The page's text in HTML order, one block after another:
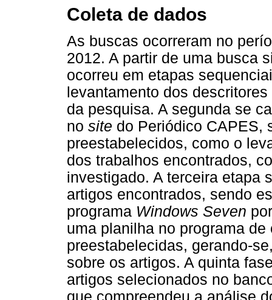
Coleta de dados
As buscas ocorreram no
2012. A partir de uma busca
ocorreu em etapas
levantamento dos
da pesquisa. A segunda se
no site do Periódico CAPES,
preestabelecidos, como o
dos trabalhos encontrados,
investigado. A terceira etapa
artigos encontrados, sendo
programa Windows Seven
uma planilha no programa
preestabelecidas, gerando-
sobre os artigos. A quinta
artigos selecionados no